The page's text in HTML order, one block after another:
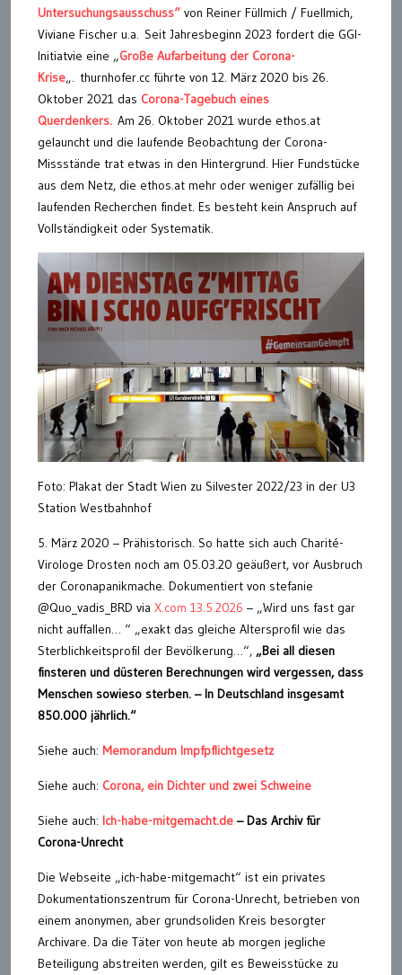
Untersuchungsausschuss“ von Reiner Füllmich / Fuellmich,
Viviane Fischer u.a. Seit Jahresbeginn 2023 fordert die GGI-
Initiatvie eine „Große Aufarbeitung der Corona-
Krise„. thurnhofer.cc führte von 12. März 2020 bis 26.
Oktober 2021 das Corona-Tagebuch eines
Querdenkers. Am 26. Oktober 2021 wurde ethos.at
gelauncht und die laufende Beobachtung der Corona-
Missstände trat etwas in den Hintergrund. Hier Fundstücke
aus dem Netz, die ethos.at mehr oder weniger zufällig bei
laufenden Recherchen findet. Es besteht kein Anspruch auf
Vollständigkeit oder Systematik.
Foto: Plakat der Stadt Wien zu Silvester 2022/23 in der U3
Station Westbahnhof
5. März 2020 – Prähistorisch. So hatte sich auch Charité-
Virologe Drosten noch am 05.03.20 geäußert, vor Ausbruch
der Coronapanikmache. Dokumentiert von stefanie
@Quo_vadis_BRD via X.com 13.5.2026 – „Wird uns fast gar
nicht auffallen… “ „exakt das gleiche Altersprofil wie das
Sterblichkeitsprofil der Bevölkerung…“, „Bei all diesen
finsteren und düsteren Berechnungen wird vergessen, dass
Menschen sowieso sterben. – In Deutschland insgesamt
850.000 jährlich.“
Siehe auch: Memorandum Impfpflichtgesetz
Siehe auch: Corona, ein Dichter und zwei Schweine
Siehe auch: Ich-habe-mitgemacht.de – Das Archiv für
Corona-Unrecht
Die Webseite „ich-habe-mitgemacht“ ist ein privates
Dokumentationszentrum für Corona-Unrecht, betrieben von
einem anonymen, aber grundsoliden Kreis besorgter
Archivare. Da die Täter von heute ab morgen jegliche
Beteiligung abstreiten werden, gilt es Beweisstücke zu